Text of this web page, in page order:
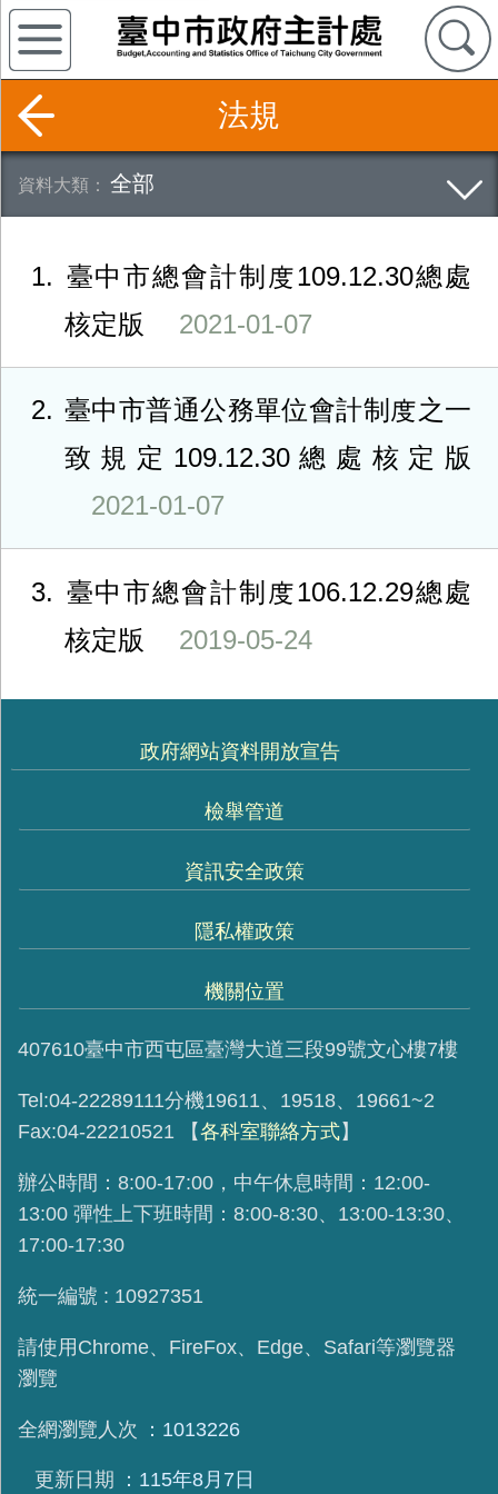
法規
全部
1
臺中市總會計制度109.12.30總處
核定版
2021-01-07
2
臺中市普通公務單位會計制度之一
致規定109.12.30總處核定版
2021-01-07
3
臺中市總會計制度106.12.29總處
核定版
2019-05-24
政府網站資料開放宣告
檢舉管道
資訊安全政策
隱私權政策
機關位置
407610臺中市西屯區臺灣大道三段99號文心樓7樓
Tel:04-22289111分機19611、19518、19661~2
Fax:04-22210521
【各科室聯絡方式】
辦公時間：8:00-17:00，中午休息時間：12:00-
13:00 彈性上下班時間：8:00-8:30、13:00-13:30、
17:00-17:30
統一編號 : 10927351
請使用 Chrome、FireFox、Edge、Safari等瀏覽器
瀏覽
全網瀏覽人次 1013226
更新日期 115年8月7日